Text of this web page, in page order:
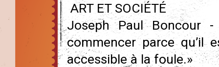
ART ET SOCIÉTÉ
Joseph Paul Boncour
commencer parce qu’il
accessible à la foule.»